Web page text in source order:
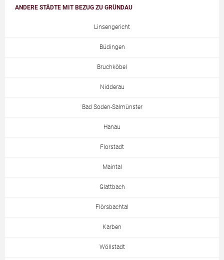
ANDERE STÄDTE MIT BEZUG ZU GRÜNDAU
Linsengericht
Büdingen
Bruchköbel
Nidderau
Bad Soden-Salmünster
Hanau
Florstadt
Maintal
Glattbach
Flörsbachtal
Karben
Wöllstadt